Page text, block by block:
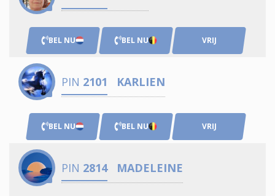
BEL NU BEL NU VRIJ
PIN 2101 KARLIEN
BEL NU BEL NU VRIJ
PIN 2814 MADELEINE